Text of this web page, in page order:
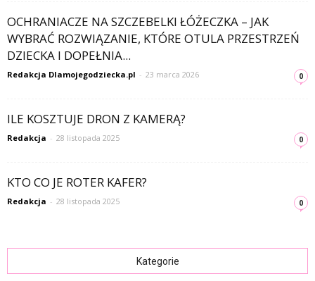
OCHRANIACZE NA SZCZEBELKI ŁÓŻECZKA – JAK
WYBRAĆ ROZWIĄZANIE, KTÓRE OTULA PRZESTRZEŃ
DZIECKA I DOPEŁNIA...
Redakcja Dlamojegodziecka.pl - 23 marca 2026 0
ILE KOSZTUJE DRON Z KAMERĄ?
Redakcja - 28 listopada 2025 0
KTO CO JE ROTER KAFER?
Redakcja - 28 listopada 2025 0
Kategorie